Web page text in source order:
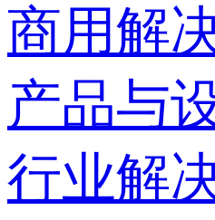
商用解
产品与
行业解